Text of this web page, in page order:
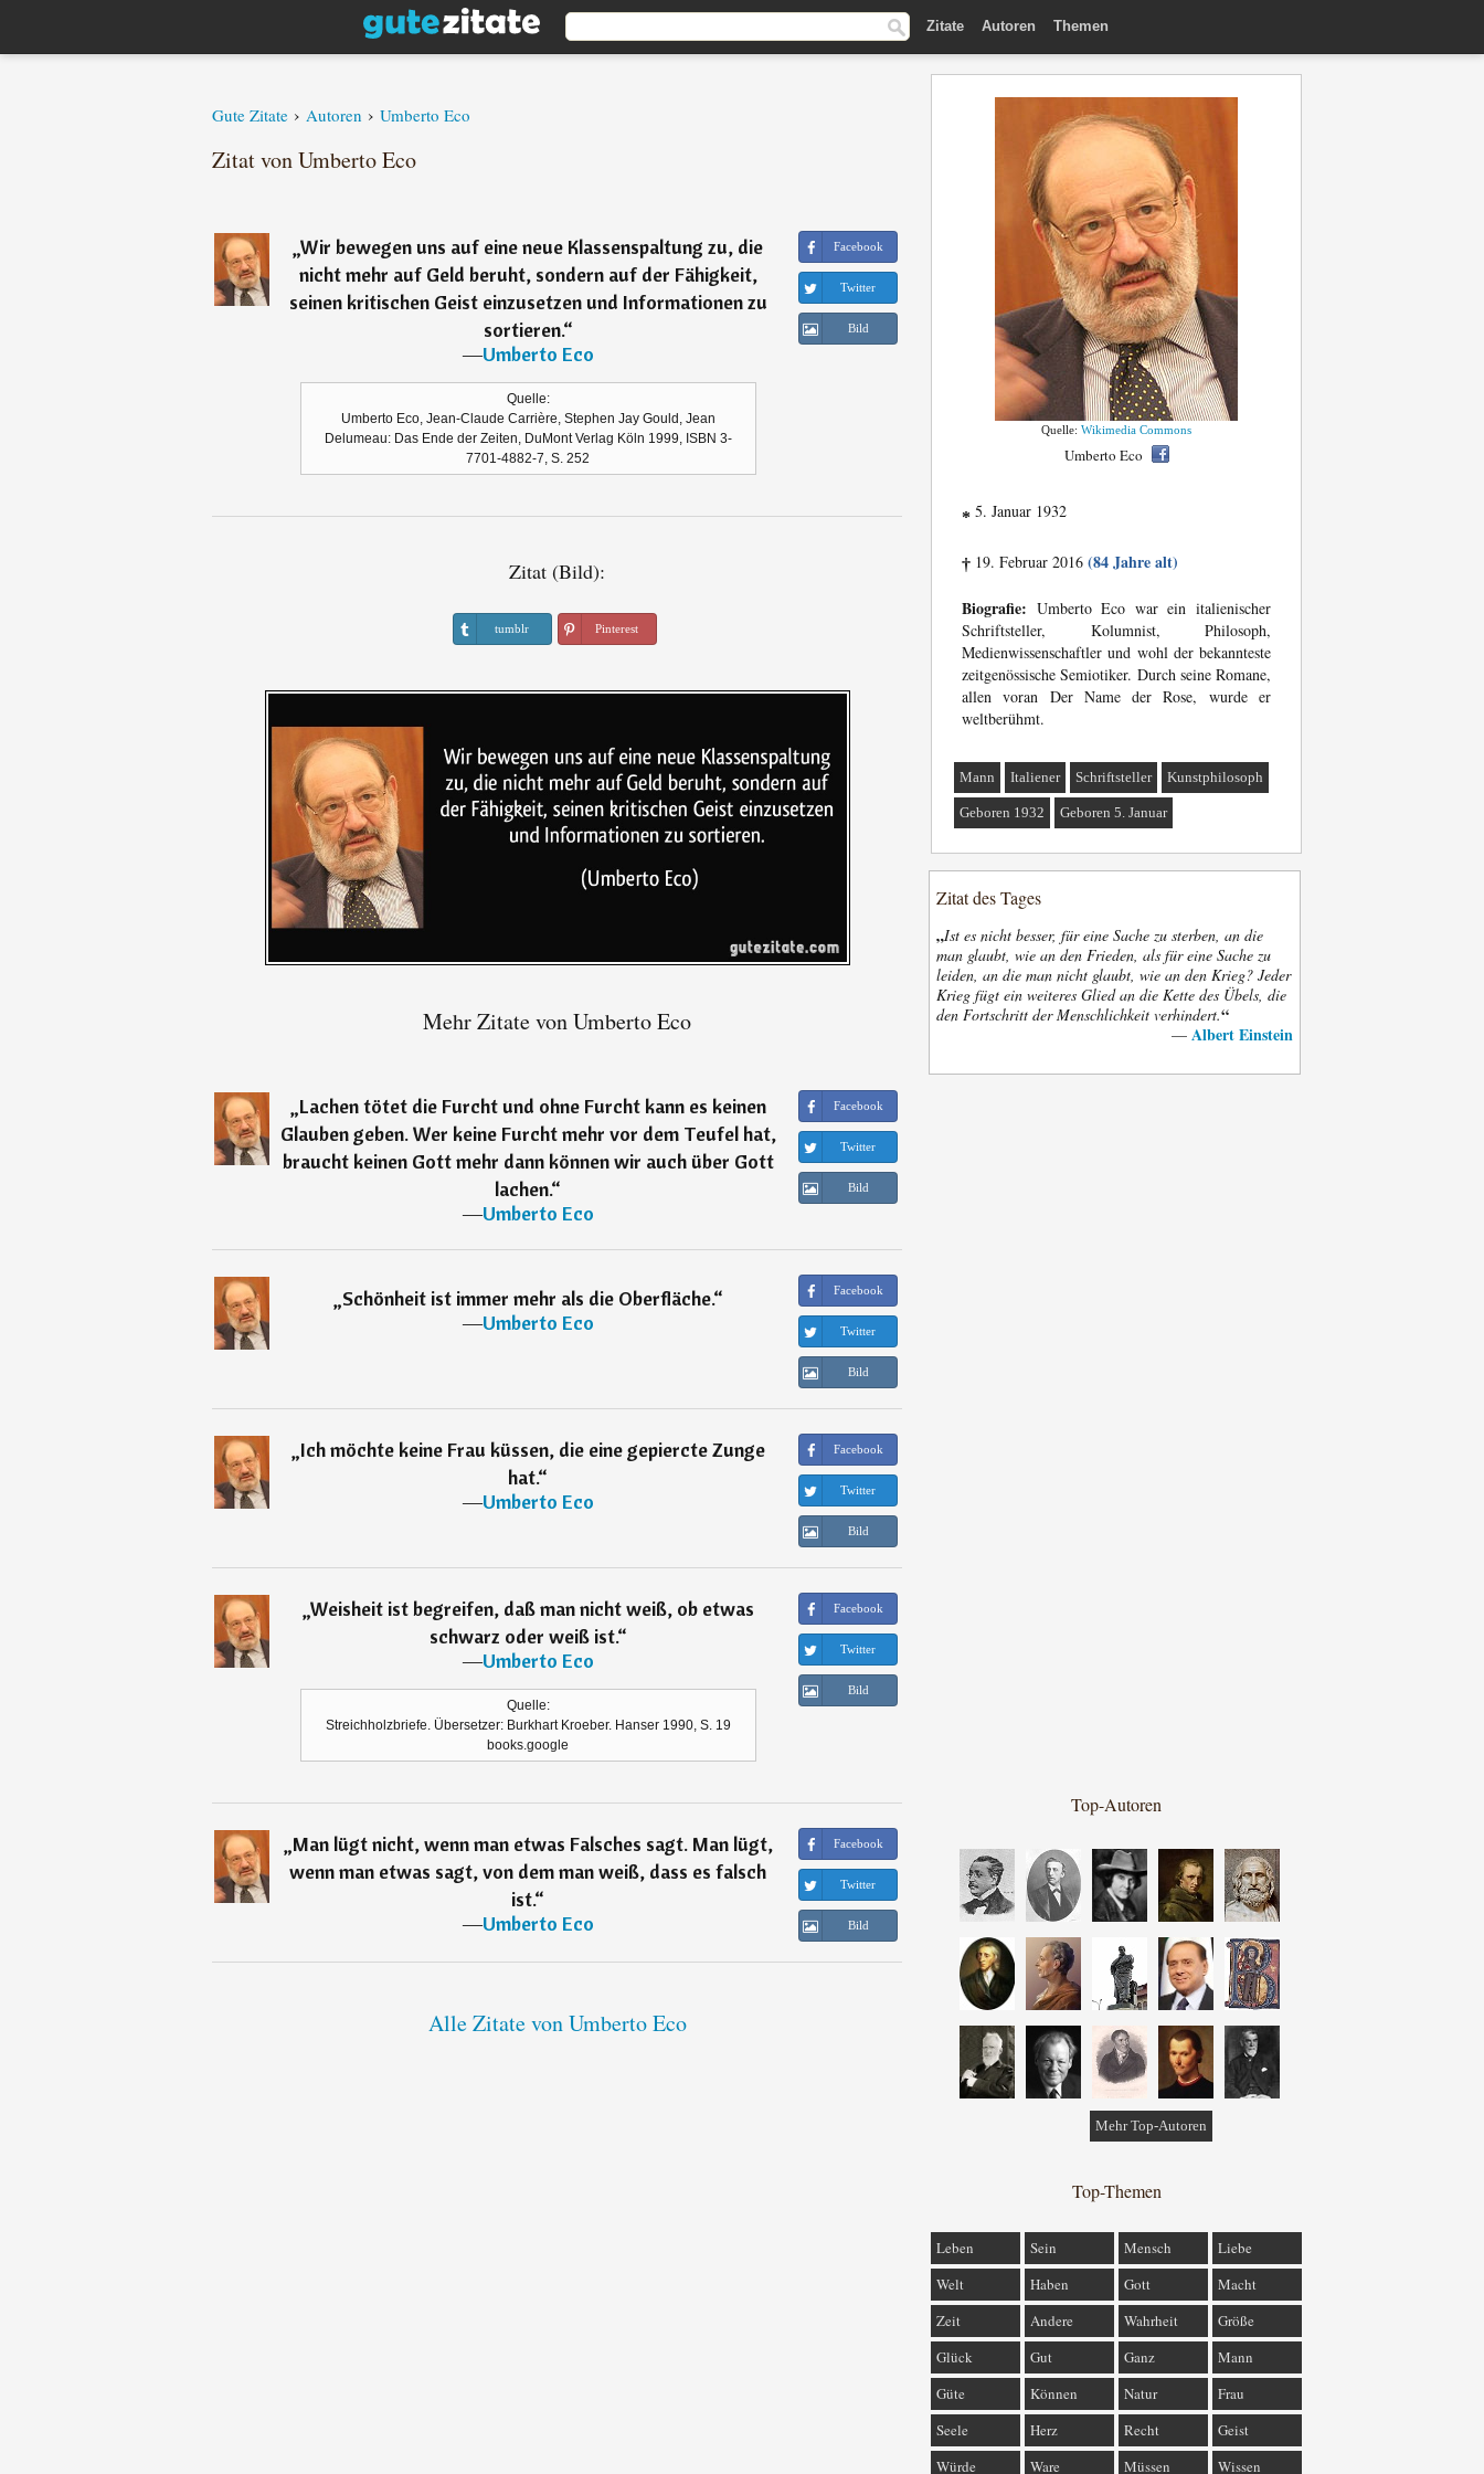
Zitate Autoren Themen
Gute Zitate › Autoren › Umberto Eco
Zitat von Umberto Eco
„Wir bewegen uns auf eine neue Klassenspaltung zu, die
nicht mehr auf Geld beruht, sondern auf der Fähigkeit,
seinen kritischen Geist einzusetzen und Informationen zu
sortieren.“
―Umberto Eco
Quelle:
Umberto Eco, Jean-Claude Carrière, Stephen Jay Gould, Jean
Delumeau: Das Ende der Zeiten, DuMont Verlag Köln 1999, ISBN 3-
7701-4882-7, S. 252
Facebook
Twitter
Bild
Zitat (Bild):
tumblr Pinterest
Mehr Zitate von Umberto Eco
„Lachen tötet die Furcht und ohne Furcht kann es keinen
Glauben geben. Wer keine Furcht mehr vor dem Teufel hat,
braucht keinen Gott mehr dann können wir auch über Gott
lachen.“
―Umberto Eco
Facebook
Twitter
Bild
„Schönheit ist immer mehr als die Oberfläche.“
―Umberto Eco
Facebook
Twitter
Bild
„Ich möchte keine Frau küssen, die eine gepiercte Zunge
hat.“
―Umberto Eco
Facebook
Twitter
Bild
„Weisheit ist begreifen, daß man nicht weiß, ob etwas
schwarz oder weiß ist.“
―Umberto Eco
Quelle:
Streichholzbriefe. Übersetzer: Burkhart Kroeber. Hanser 1990, S. 19
books.google
Facebook
Twitter
Bild
„Man lügt nicht, wenn man etwas Falsches sagt. Man lügt,
wenn man etwas sagt, von dem man weiß, dass es falsch
ist.“
―Umberto Eco
Facebook
Twitter
Bild
Alle Zitate von Umberto Eco
Quelle: Wikimedia Commons
Umberto Eco
* 5. Januar 1932
† 19. Februar 2016 (84 Jahre alt)
Biografie: Umberto Eco war ein italienischer
Schriftsteller, Kolumnist, Philosoph,
Medienwissenschaftler und wohl der bekannteste
zeitgenössische Semiotiker. Durch seine Romane,
allen voran Der Name der Rose, wurde er
weltberühmt.
Mann Italiener Schriftsteller Kunstphilosoph
Geboren 1932 Geboren 5. Januar
Zitat des Tages
„Ist es nicht besser, für eine Sache zu sterben, an die
man glaubt, wie an den Frieden, als für eine Sache zu
leiden, an die man nicht glaubt, wie an den Krieg? Jeder
Krieg fügt ein weiteres Glied an die Kette des Übels, die
den Fortschritt der Menschlichkeit verhindert.“
— Albert Einstein
Top-Autoren
Mehr Top-Autoren
Top-Themen
Leben Sein Mensch
Liebe
Welt
Haben Gott
Macht
Zeit
Andere Wahrheit
Größe
Glück
Gut Ganz
Mann
Güte
Können Natur
Frau
Seele
Herz Recht
Geist
Würde
Ware Müssen Wissen